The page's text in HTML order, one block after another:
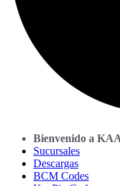
Bienvenido a
Sucursales
Descargas
BCM Codes